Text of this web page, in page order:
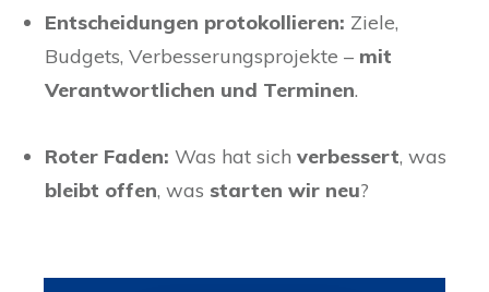
Entscheidungen protokollieren:Ziele,
Budgets, Verbesserungsprojekte –
Roter Faden:Was hat sichverbessert